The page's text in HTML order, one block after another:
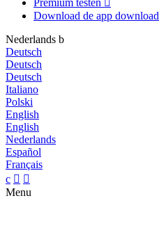
Premium testen 
Download de app download
Nederlands b
Deutsch
Deutsch
Deutsch
Italiano
Polski
English
English
Nederlands
Español
Français
c  
Menu